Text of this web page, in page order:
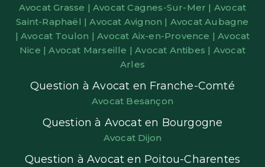
Avocat Grasse |Avocat Cagnes-Sur-Mer | Avocat
Saint-Raphaël |Avocat Avignon | Avocat Aubagne
| Avocat Toulon |Avocat Aix-en-Provence |Avocat
Nice |Avocat Marseille |Avocat Antibes | Avocat
Arles
Question à Avocat en Franche-Comté
Avocat Besançon
Question à Avocat en Bourgogne
Avocat Dijon
Question à Avocat en Poitou-Charentes